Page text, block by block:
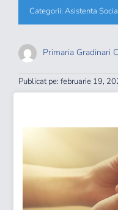
Autentificare
Categorii: Asistenta
Primaria Gradinari
Publicat pe: februarie 19,